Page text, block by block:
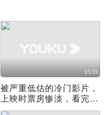
15:33
被严重低估的冷门影片，
上映时票房惨淡，看完才
知道什么叫神作